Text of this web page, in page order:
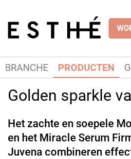
BRANCHE PRODUCTEN
Golden sparkle
Het zachte en soepele
en het Miracle Serum
Juvena combineren